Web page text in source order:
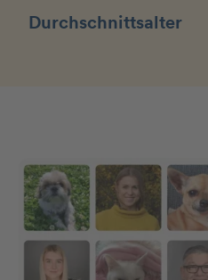
Durchschnittsalter